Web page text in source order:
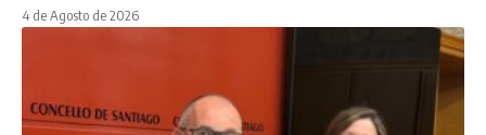
4 de Agosto de 2026